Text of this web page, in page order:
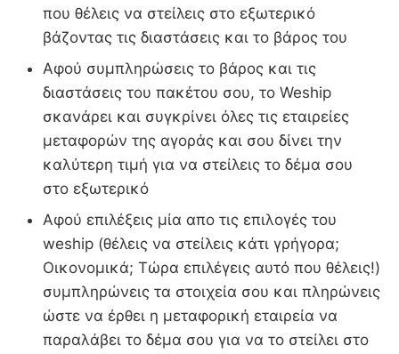
που θέλεις να στείλεις στο εξωτερικό
βάζοντας τις διαστάσεις και το βάρος του
Αφού συμπληρώσεις το βάρος και τις
διαστάσεις του πακέτου σου, το Weship
σκανάρει και συγκρίνει όλες τις εταιρείες
μεταφορών της αγοράς και σου δίνει την
καλύτερη τιμή για να στείλεις το δέμα σου
στο εξωτερικό
Αφού επιλέξεις μία απο τις επιλογές του
weship (θέλεις να στείλεις κάτι γρήγορα;
Οικονομικά; Τώρα επιλέγεις αυτό που θέλεις!)
συμπληρώνεις τα στοιχεία σου και πληρώνεις
ώστε να έρθει η μεταφορική εταιρεία να
παραλάβει το δέμα σου για να το στείλει στο